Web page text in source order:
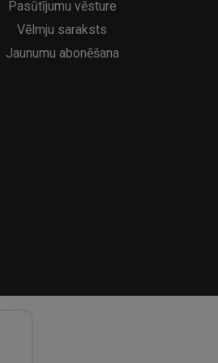
Pasūtījumu vēsture
Vēlmju saraksts
Jaunumu abonēšana